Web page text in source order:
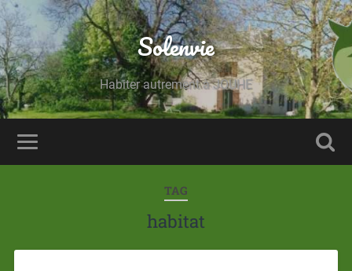
Solenvie
Habiter autrement à JOUHE
TAG
habitat